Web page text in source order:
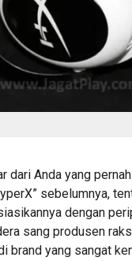
dari Anda yang
sebelumnya,
dengan
sang produsen
brand yang sangat